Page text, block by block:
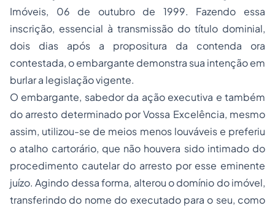
Imóveis, 06 de outubro de 1999. Fazendo essa
inscrição, essencial à transmissão do título dominial,
dois dias após a propositura da contenda ora
contestada, o embargante demonstra sua intenção em
burlar a legislação vigente.
O embargante, sabedor da ação executiva e também
do arresto determinado por Vossa Excelência, mesmo
assim, utilizou-se de meios menos louváveis e preferiu
o atalho cartorário, que não houvera sido intimado do
procedimento cautelar do arresto por esse eminente
juízo. Agindo dessa forma, alterou o domínio do imóvel,
transferindo do nome do executado para o seu, como